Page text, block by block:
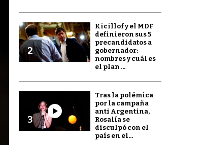
2
Kicillof y el MDF
definieron sus 5
precandidatos a
gobernador:
nombres y cuál es
el plan ...
3
Tras la polémica
por la campaña
anti Argentina,
Rosalía se
disculpó con el
país en el...